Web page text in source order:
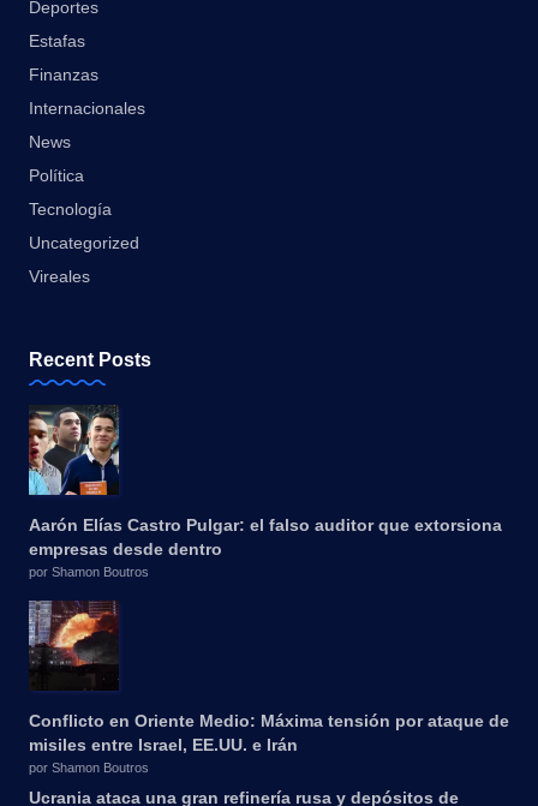
Deportes
Estafas
Finanzas
Internacionales
News
Política
Tecnología
Uncategorized
Vireales
Recent Posts
Aarón Elías Castro Pulgar: el falso auditor que extorsiona
empresas desde dentro
por Shamon Boutros
Conflicto en Oriente Medio: Máxima tensión por ataque de
misiles entre Israel, EE.UU. e Irán
por Shamon Boutros
Ucrania ataca una gran refinería rusa y depósitos de